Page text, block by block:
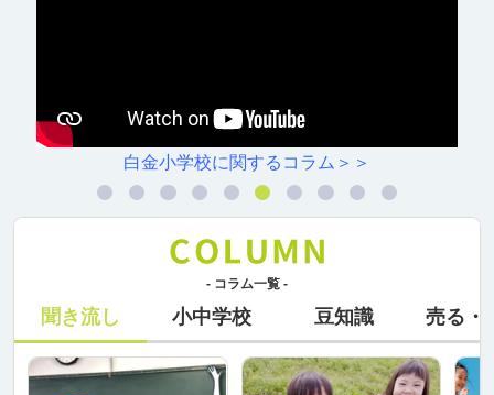
白金小学校に関するコラム＞＞
- コラム一覧 -
聞き流し 小中学校 豆知識 売る・